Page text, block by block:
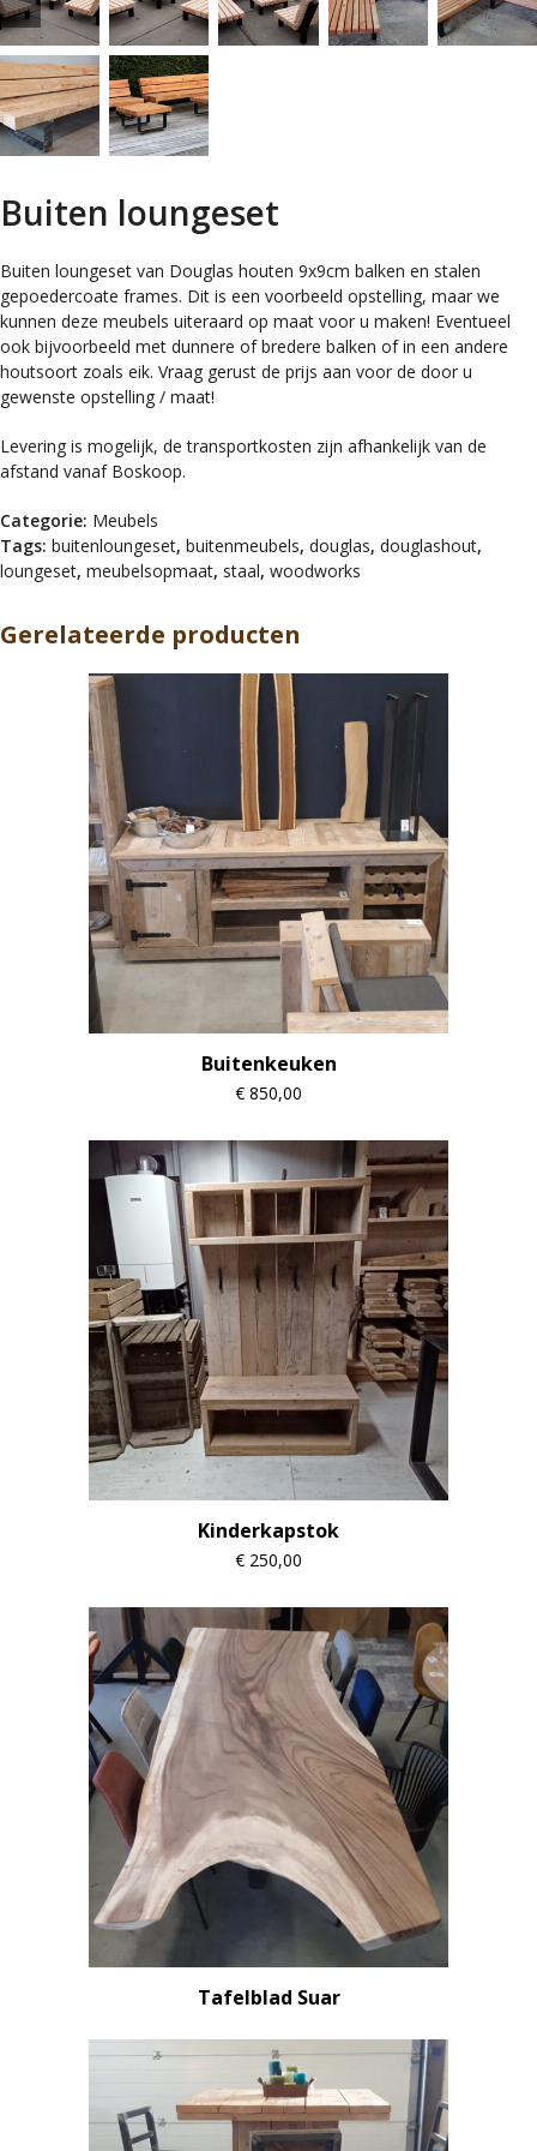
Buiten loungeset
Buiten loungeset van Douglas houten 9x9cm balken en stalen
gepoedercoate frames. Dit is een voorbeeld opstelling, maar we
kunnen deze meubels uiteraard op maat voor u maken! Eventueel
ook bijvoorbeeld met dunnere of bredere balken of in een andere
houtsoort zoals eik. Vraag gerust de prijs aan voor de door u
gewenste opstelling / maat!
Levering is mogelijk, de transportkosten zijn afhankelijk van de
afstand vanaf Boskoop.
Categorie: Meubels
Tags: buitenloungeset, buitenmeubels, douglas, douglashout,
loungeset, meubelsopmaat, staal, woodworks
Gerelateerde producten
Buitenkeuken
€ 850,00
Kinderkapstok
€ 250,00
Tafelblad Suar